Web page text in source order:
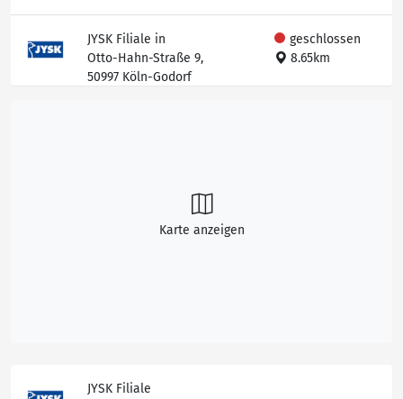
JYSK Filiale in
Otto-Hahn-Straße 9,
50997 Köln-Godorf
geschlossen
8.65km
Karte anzeigen
JYSK Filiale